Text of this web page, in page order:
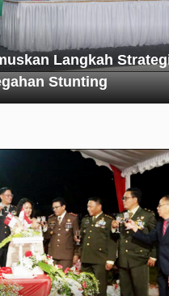
Langkah
Stunting